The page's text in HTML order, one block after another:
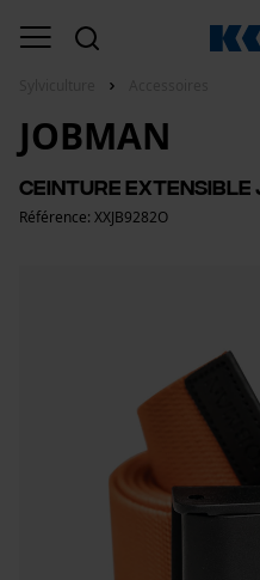
JOBMAN
Ceinture extensible
Référence: XXJB9282O